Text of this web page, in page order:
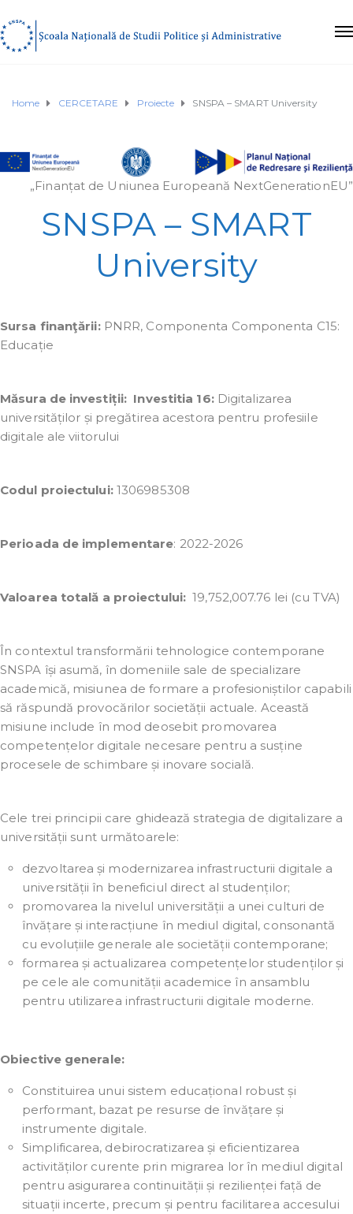
Home CERCETARE Proiecte SNSPA – SMART University
„Finanțat de Uniunea Europeană NextGenerationEU”
SNSPA – SMART
University
Sursa finanţării: PNRR, Componenta Componenta C15:
Educație
Măsura de investiții: Investitia 16: Digitalizarea
universităților și pregătirea acestora pentru profesiile
digitale ale viitorului
Codul proiectului:1306985308
Perioada de implementare: 2022-2026
Valoarea totală a proiectului:19,752,007.76 lei (cu TVA)
În contextul transformării tehnologice contemporane
SNSPA își asumă, în domeniile sale de specializare
academică, misiunea de formare a profesioniștilor capabili
să răspundă provocărilor societății actuale. Această
misiune include în mod deosebit promovarea
competențelor digitale necesare pentru a susține
procesele de schimbare și inovare socială.
Cele trei principii care ghidează strategia de digitalizare a
universității sunt următoarele:
dezvoltarea și modernizarea infrastructurii digitale a
universității în beneficiul direct al studenților;
promovarea la nivelul universității a unei culturi de
învățare și interacțiune în mediul digital, consonantă
cu evoluțiile generale ale societății contemporane;
formarea și actualizarea competențelor studenților și
pe cele ale comunității academice în ansamblu
pentru utilizarea infrastructurii digitale moderne.
Obiective generale:
Constituirea unui sistem educațional robust și
performant, bazat pe resurse de învățare și
instrumente digitale.
Simplificarea, debirocratizarea și eficientizarea
activităților curente prin migrarea lor în mediul digital
pentru asigurarea continuității și rezilienței față de
situații incerte, precum și pentru facilitarea accesului